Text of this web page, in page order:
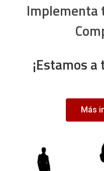
Implementa
¡Estamos
Más